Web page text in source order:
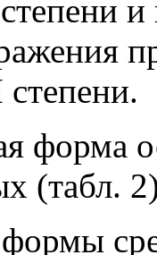
и
форма
(табл.